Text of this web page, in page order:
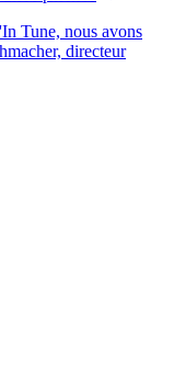
Tune, nous avons
directeur